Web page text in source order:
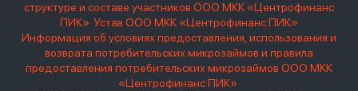
структуре и составе участников ООО МКК «Центрофинанс
ПИК» Устав ООО МКК «Центрофинанс ПИК»
Информация об условиях предоставления, использования и
возврата потребительских микрозаймов и правила
предоставления потребительских микрозаймов ООО МКК
«Центрофинанс ПИК»